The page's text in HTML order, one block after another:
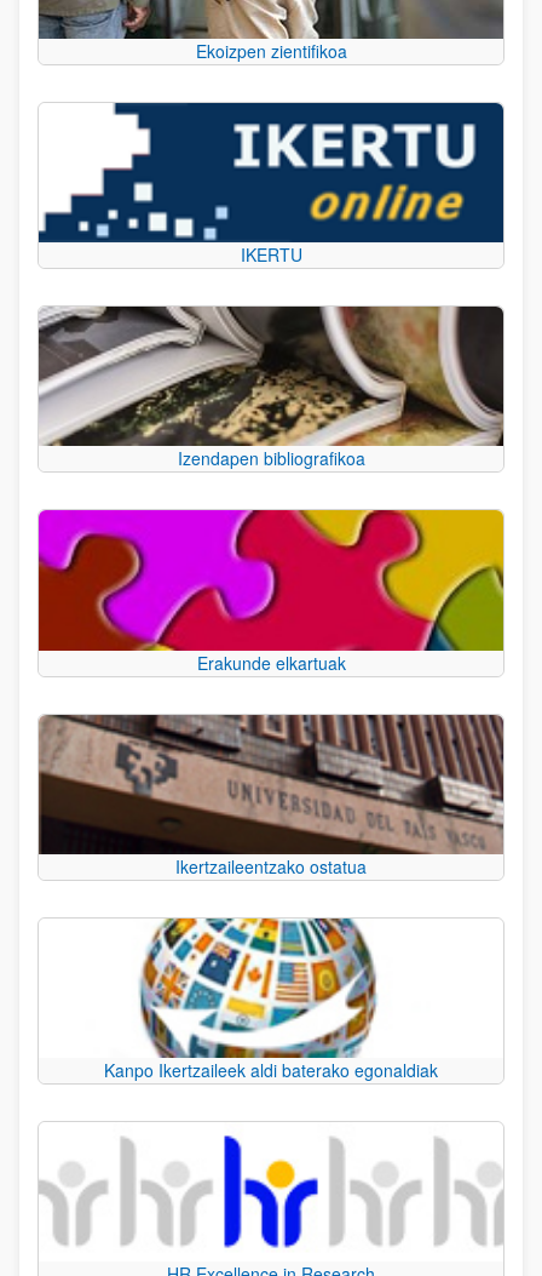
Ekoizpen zientifikoa
IKERTU
Izendapen bibliografikoa
Erakunde elkartuak
Ikertzaileentzako ostatua
Kanpo Ikertzaileek aldi baterako egonaldiak